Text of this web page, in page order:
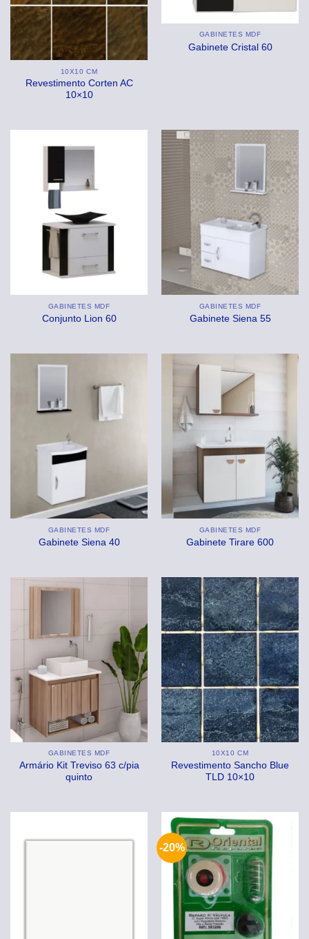
10X10 CM
Revestimento Corten AC
10×10
GABINETES MDF
Gabinete Cristal 60
GABINETES MDF
Conjunto Lion 60
GABINETES MDF
Gabinete Siena 55
GABINETES MDF
Gabinete Siena 40
GABINETES MDF
Gabinete Tirare 600
GABINETES MDF
Armário Kit Treviso 63 c/pia
quinto
10X10 CM
Revestimento Sancho Blue
TLD 10×10
-20%